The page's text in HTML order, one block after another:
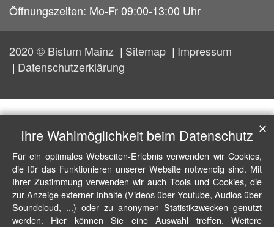
Öffnungszeiten: Mo-Fr 09:00-13:00 Uhr
2020 © Bistum Mainz Sitemap
Impressum
Datenschutzerklärung
Ihre Wahlmöglichkeit beim Datenschutz
Für ein optimales Webseiten-Erlebnis verwenden wir Cookies,
die für das Funktionieren unserer Website notwendig sind. Mit
Ihrer Zustimmung verwenden wir auch Tools und Cookies, die
zur Anzeige externer Inhalte (Videos über Youtube, Audios über
Soundcloud, ...) oder zu anonymen Statistikzwecken genutzt
werden. Hier können Sie eine Auswahl treffen. Weitere
✕